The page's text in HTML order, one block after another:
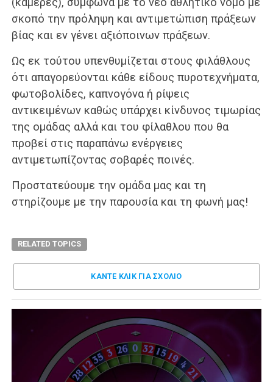
σκοπό την πρόληψη και αντιμετώπιση πράξεων
βίας και εν γένει αξιόποινων πράξεων.
Ως εκ τούτου υπενθυμίζεται στους φιλάθλους
ότι απαγορεύονται κάθε είδους πυροτεχνήματα,
φωτοβολίδες, καπνογόνα ή ρίψεις
αντικειμένων καθώς υπάρχει κίνδυνος τιμωρίας
της ομάδας αλλά και του φίλαθλου που θα
προβεί στις παραπάνω ενέργειες
αντιμετωπίζοντας σοβαρές ποινές.
Προστατεύουμε την ομάδα μας και τη
στηρίζουμε με την παρουσία και τη φωνή μας!
RELATED TOPICS
ΚΑΝΤΕ ΚΛΊΚ ΓΙΑ ΣΧΌΛΙΟ